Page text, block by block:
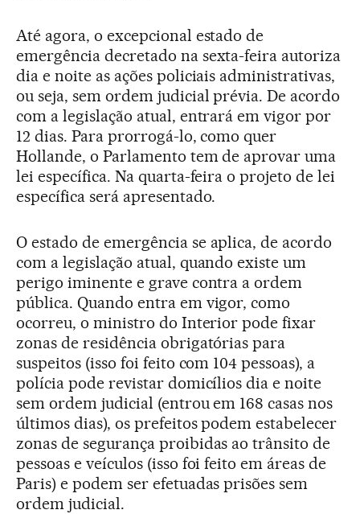
Até agora, o excepcional estado de
emergência decretado na sexta-feira autoriza
dia e noite as ações policiais administrativas,
ou seja, sem ordem judicial prévia. De acordo
com a legislação atual, entrará em vigor por
12 dias. Para prorrogá-lo, como quer
Hollande, o Parlamento tem de aprovar uma
lei específica. Na quarta-feira o projeto de lei
específica será apresentado.
O estado de emergência se aplica, de acordo
com a legislação atual, quando existe um
perigo iminente e grave contra a ordem
pública. Quando entra em vigor, como
ocorreu, o ministro do Interior pode fixar
zonas de residência obrigatórias para
suspeitos (isso foi feito com 104 pessoas), a
polícia pode revistar domicílios dia e noite
sem ordem judicial (entrou em 168 casas nos
últimos dias), os prefeitos podem estabelecer
zonas de segurança proibidas ao trânsito de
pessoas e veículos (isso foi feito em áreas de
Paris) e podem ser efetuadas prisões sem
ordem judicial.